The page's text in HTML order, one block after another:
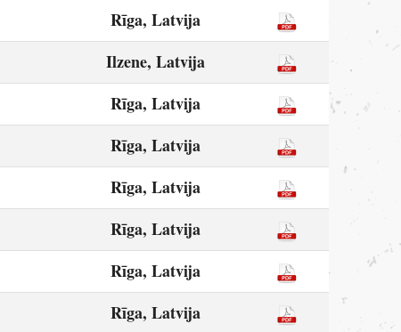
Rīga, Latvija
Ilzene, Latvija
Rīga, Latvija
Rīga, Latvija
Rīga, Latvija
Rīga, Latvija
Rīga, Latvija
Rīga, Latvija